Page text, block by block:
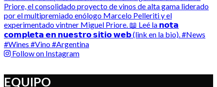
Follow on Instagram
EQUIPO